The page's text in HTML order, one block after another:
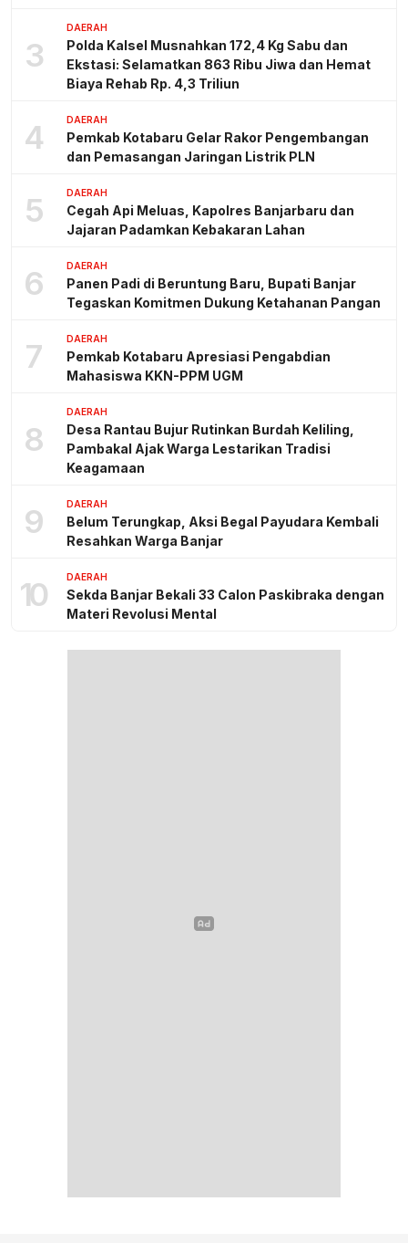
3
DAERAH
Polda Kalsel Musnahkan 172,4 Kg Sabu dan
Ekstasi: Selamatkan 863 Ribu Jiwa dan Hemat
Biaya Rehab Rp. 4,3 Triliun
4 DAERAH
Pemkab Kotabaru Gelar Rakor Pengembangan
dan Pemasangan Jaringan Listrik PLN
5 DAERAH
Cegah Api Meluas, Kapolres Banjarbaru dan
Jajaran Padamkan Kebakaran Lahan
6 DAERAH
Panen Padi di Beruntung Baru, Bupati Banjar
Tegaskan Komitmen Dukung Ketahanan Pangan
7 DAERAH
Pemkab Kotabaru Apresiasi Pengabdian
Mahasiswa KKN-PPM UGM
8
DAERAH
Desa Rantau Bujur Rutinkan Burdah Keliling,
Pambakal Ajak Warga Lestarikan Tradisi
Keagamaan
9 DAERAH
Belum Terungkap, Aksi Begal Payudara Kembali
Resahkan Warga Banjar
10 DAERAH
Sekda Banjar Bekali 33 Calon Paskibraka dengan
Materi Revolusi Mental